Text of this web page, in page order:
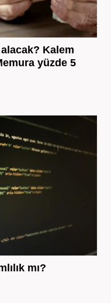
Kalem
yüzde 5
mı?